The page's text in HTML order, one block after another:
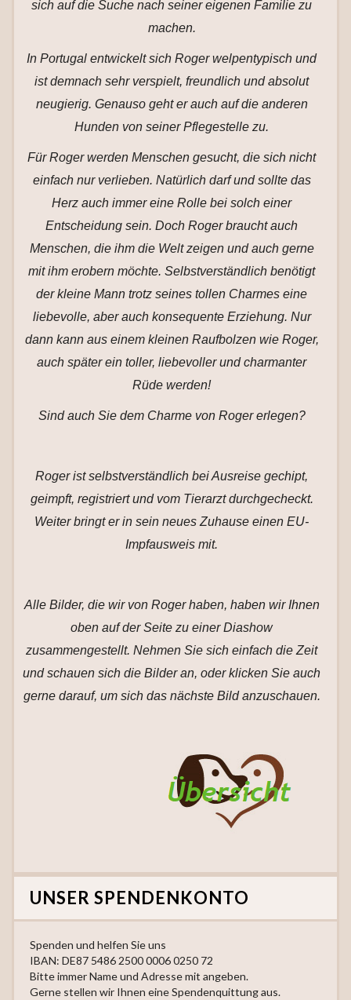
sich auf die Suche nach seiner eigenen Familie zu
machen.
In Portugal entwickelt sich Roger welpentypisch und
ist demnach sehr verspielt, freundlich und absolut
neugierig. Genauso geht er auch auf die anderen
Hunden von seiner Pflegestelle zu.
Für Roger werden Menschen gesucht, die sich nicht
einfach nur verlieben. Natürlich darf und sollte das
Herz auch immer eine Rolle bei solch einer
Entscheidung sein. Doch Roger braucht auch
Menschen, die ihm die Welt zeigen und auch gerne
mit ihm erobern möchte. Selbstverständlich benötigt
der kleine Mann trotz seines tollen Charmes eine
liebevolle, aber auch konsequente Erziehung. Nur
dann kann aus einem kleinen Raufbolzen wie Roger,
auch später ein toller, liebevoller und charmanter
Rüde werden!
Sind auch Sie dem Charme von Roger erlegen?
Roger ist selbstverständlich bei Ausreise gechipt,
geimpft, registriert und vom Tierarzt durchgecheckt.
Weiter bringt er in sein neues Zuhause einen EU-
Impfausweis mit.
Alle Bilder, die wir von Roger haben, haben wir Ihnen
oben auf der Seite zu einer Diashow
zusammengestellt. Nehmen Sie sich einfach die Zeit
und schauen sich die Bilder an, oder klicken Sie auch
gerne darauf, um sich das nächste Bild anzuschauen.
UNSER SPENDENKONTO
Spenden und helfen Sie uns
IBAN: DE87 5486 2500 0006 0250 72
Bitte immer Name und Adresse mit angeben.
Gerne stellen wir Ihnen eine Spendenquittung aus.